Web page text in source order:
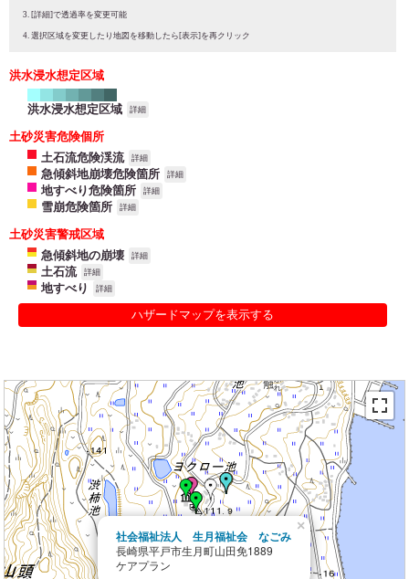
[詳細]で透過率を変更可能
選択区域を変更したり地図を移動したら[表示]を再クリック
洪水浸水想定区域
洪水浸水想定区域 詳細
土砂災害危険個所
土石流危険渓流
詳細
急傾斜地崩壊危険箇所 詳細
地すべり危険箇所 詳細
雪崩危険箇所 詳細
土砂災害警戒区域
急傾斜地の崩壊
詳細
土石流 詳細
地すべり 詳細
ハザードマップを表示する
社会福祉法人 生月福祉会 なごみ
長崎県平戸市生月町山田免1889
ケアプラン
×